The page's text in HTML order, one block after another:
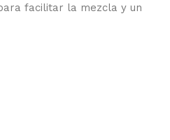
facilitar la mezcla y un